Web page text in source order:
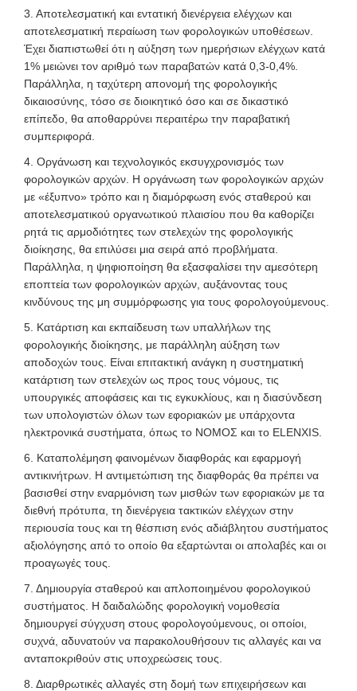
3. Αποτελεσματική και εντατική διενέργεια ελέγχων και
αποτελεσματική περαίωση των φορολογικών υποθέσεων.
Έχει διαπιστωθεί ότι η αύξηση των ημερήσιων ελέγχων κατά
1% μειώνει τον αριθμό των παραβατών κατά 0,3-0,4%.
Παράλληλα, η ταχύτερη απονομή της φορολογικής
δικαιοσύνης, τόσο σε διοικητικό όσο και σε δικαστικό
επίπεδο, θα αποθαρρύνει περαιτέρω την παραβατική
συμπεριφορά.
4. Οργάνωση και τεχνολογικός εκσυγχρονισμός των
φορολογικών αρχών. Η οργάνωση των φορολογικών αρχών
με «έξυπνο» τρόπο και η διαμόρφωση ενός σταθερού και
αποτελεσματικού οργανωτικού πλαισίου που θα καθορίζει
ρητά τις αρμοδιότητες των στελεχών της φορολογικής
διοίκησης, θα επιλύσει μια σειρά από προβλήματα.
Παράλληλα, η ψηφιοποίηση θα εξασφαλίσει την αμεσότερη
εποπτεία των φορολογικών αρχών, αυξάνοντας τους
κινδύνους της μη συμμόρφωσης για τους φορολογούμενους.
5. Κατάρτιση και εκπαίδευση των υπαλλήλων της
φορολογικής διοίκησης, με παράλληλη αύξηση των
αποδοχών τους. Είναι επιτακτική ανάγκη η συστηματική
κατάρτιση των στελεχών ως προς τους νόμους, τις
υπουργικές αποφάσεις και τις εγκυκλίους, και η διασύνδεση
των υπολογιστών όλων των εφοριακών με υπάρχοντα
ηλεκτρονικά συστήματα, όπως το ΝΟΜΟΣ και το ELENXIS.
6. Καταπολέμηση φαινομένων διαφθοράς και εφαρμογή
αντικινήτρων. Η αντιμετώπιση της διαφθοράς θα πρέπει να
βασισθεί στην εναρμόνιση των μισθών των εφοριακών με τα
διεθνή πρότυπα, τη διενέργεια τακτικών ελέγχων στην
περιουσία τους και τη θέσπιση ενός αδιάβλητου συστήματος
αξιολόγησης από το οποίο θα εξαρτώνται οι απολαβές και οι
προαγωγές τους.
7. Δημιουργία σταθερού και απλοποιημένου φορολογικού
συστήματος. Η δαιδαλώδης φορολογική νομοθεσία
δημιουργεί σύγχυση στους φορολογούμενους, οι οποίοι,
συχνά, αδυνατούν να παρακολουθήσουν τις αλλαγές και να
ανταποκριθούν στις υποχρεώσεις τους.
8. Διαρθρωτικές αλλαγές στη δομή των επιχειρήσεων και